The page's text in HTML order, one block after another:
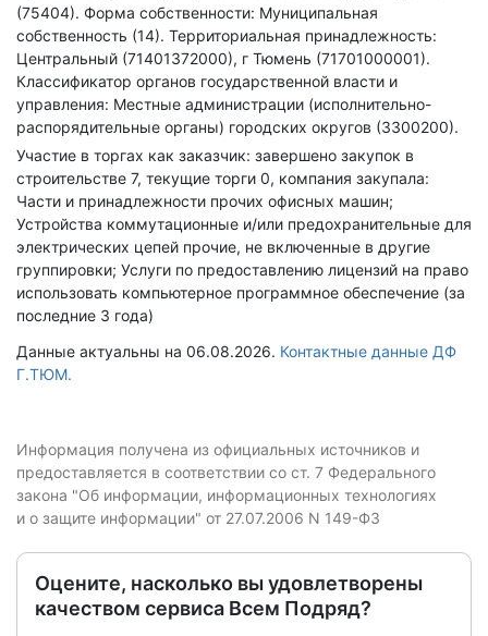
(75404). Форма собственности: Муниципальная
собственность (14). Территориальная принадлежность:
Центральный (71401372000), г Тюмень (71701000001).
Классификатор органов государственной власти и
управления: Местные администрации (исполнительно-
распорядительные органы) городских округов (3300200).
Участие в торгах как заказчик: завершено закупок в
строительстве 7, текущие торги 0, компания закупала:
Части и принадлежности прочих офисных машин;
Устройства коммутационные и/или предохранительные для
электрических цепей прочие, не включенные в другие
группировки; Услуги по предоставлению лицензий на право
использовать компьютерное программное обеспечение (за
последние 3 года)
Данные актуальны на 06.08.2026. Контактные данные ДФ
Г.ТЮМ.
Информация получена из официальных источников и
предоставляется в соответствии со ст. 7 Федерального
закона "Об информации, информационных технологиях
и о защите информации" от 27.07.2006 N 149-ФЗ
Оцените, насколько вы удовлетворены
качеством сервиса Всем Подряд?